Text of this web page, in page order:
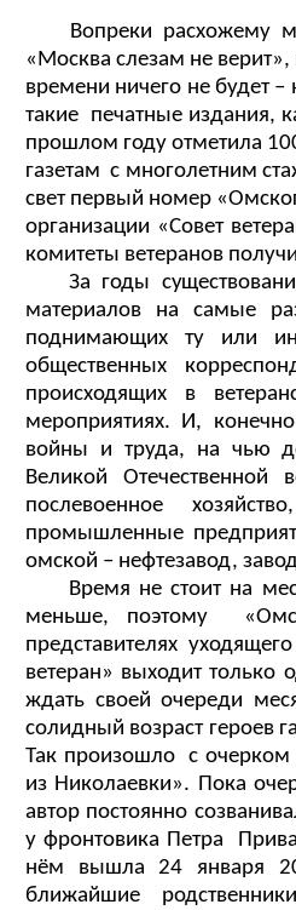
Вопреки расхожему
«Москва слезам не
времени ничего не будет –
такие печатные издания,
прошлом году отметила
газетам с многолетним
свет первый номер
организации «Совет
комитеты ветеранов
За годы существования
материалов на самые
поднимающих ту или
общественных
происходящих в
мероприятиях. И,
войны и труда, на чью
Великой Отечественной
послевоенное
промышленные
омской – нефтезавод,
Время не стоит на
меньше, поэтому
представителях
ветеран» выходит только
ждать своей очереди
солидный возраст героев
Так произошло с очерком
из Николаевки». Пока
автор постоянно
у фронтовика Петра
нём вышла 24 января
ближайшие